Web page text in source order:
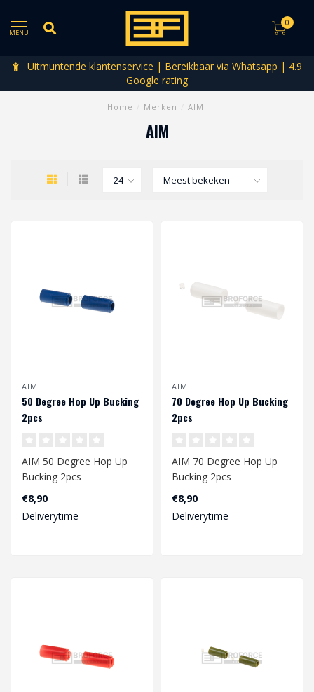
MENU
0
Uitmuntende klantenservice | Bereikbaar via Whatsapp | 4.9
Google rating
Home Merken AIM
AIM
AIM
50 Degree Hop Up Bucking
2pcs
AIM 50 Degree Hop Up
Bucking 2pcs
€8,90
Deliverytime
AIM
70 Degree Hop Up Bucking
2pcs
AIM 70 Degree Hop Up
Bucking 2pcs
€8,90
Deliverytime